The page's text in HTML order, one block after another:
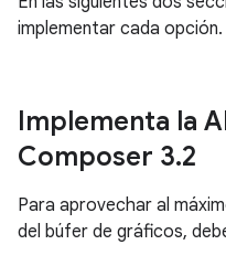
implementar cada opción.
Implementa la
Composer 3.2
Para aprovechar al
del búfer de gráficos,